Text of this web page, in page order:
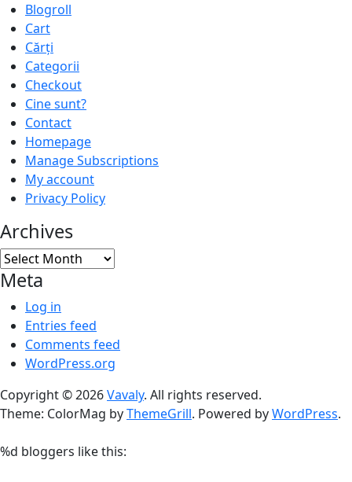
Blogroll
Cart
Cărți
Categorii
Checkout
Cine sunt?
Contact
Homepage
Manage Subscriptions
My account
Privacy Policy
Archives
Archives
Meta
Log in
Entries feed
Comments feed
WordPress.org
Copyright © 2026Vavaly. All rights reserved.
Theme: ColorMag byThemeGrill. Powered byWordPress.
%d bloggers like this: